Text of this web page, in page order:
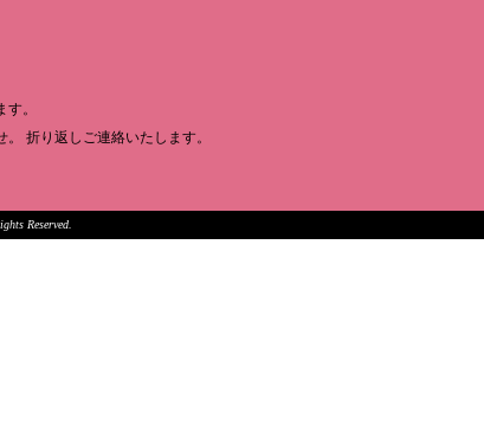
。
折り返しご連絡いたします。
Reserved.